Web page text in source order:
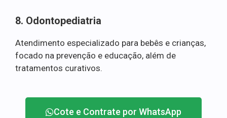
8. Odontopediatria
Atendimento especializado para bebês e crianças,
focado na prevenção e educação, além de
tratamentos curativos.
Cote e Contrate por WhatsApp